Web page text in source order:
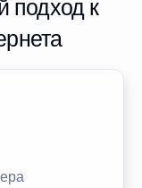
подход к